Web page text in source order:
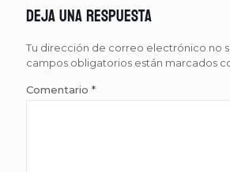
Deja una respuesta
Tu dirección de correo electrónico no
campos obligatorios están marcados
Comentario *